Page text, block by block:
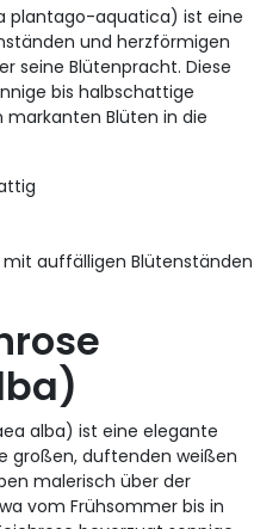
plantago-aquatica) ist eine
und herzförmigen
seine Blütenpracht. Diese
bis halbschattige
Blüten in die
auffälligen Blütenständen
alba) ist eine elegante
großen, duftenden weißen
malerisch über der
vom Frühsommer bis in